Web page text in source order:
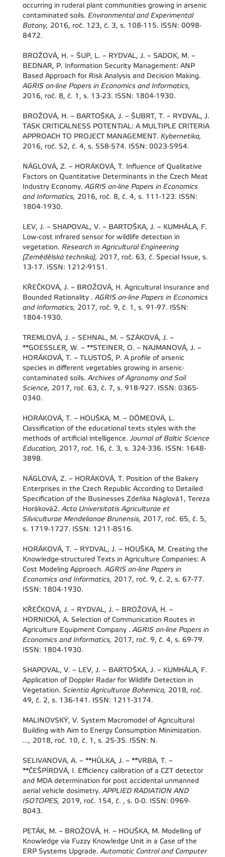
occurring in ruderal plant communities growing in arsenic
contaminated soils. Environmental and Experimental
Botany, 2016, roč. 123, č. 3, s. 108-115. ISSN: 0098-
8472.
BROŽOVÁ, H. – ŠUP, L. – RYDVAL, J. – SADOK, M. –
BEDNAR, P. Information Security Management: ANP
Based Approach for Risk Analysis and Decision Making.
AGRIS on-line Papers in Economics and Informatics,
2016, roč. 8, č. 1, s. 13-23. ISSN: 1804-1930.
BROŽOVÁ, H. – BARTOŠKA, J. – ŠUBRT, T. – RYDVAL, J.
TASK CRITICALNESS POTENTIAL: A MULTIPLE CRITERIA
APPROACH TO PROJECT MANAGEMENT. Kybernetika,
2016, roč. 52, č. 4, s. 558-574. ISSN: 0023-5954.
NÁGLOVÁ, Z. – HORÁKOVÁ, T. Influence of Qualitative
Factors on Quantitative Determinants in the Czech Meat
Industry Economy.AGRIS on-line Papers in Economics
and Informatics, 2016, roč. 8, č. 4, s. 111-123. ISSN:
1804-1930.
LEV, J. – SHAPOVAL, V. – BARTOŠKA, J. – KUMHÁLA, F.
Low-cost infrared sensor for wildlife detection in
vegetation. Research in Agricultural Engineering
(Zemědělská technika), 2017, roč. 63, č. Special Issue, s.
13-17. ISSN: 1212-9151.
KŘEČKOVÁ, J. – BROŽOVÁ, H. Agricultural Insurance and
Bounded Rationality .AGRIS on-line Papers in Economics
and Informatics, 2017, roč. 9, č. 1, s. 91-97. ISSN:
1804-1930.
TREMLOVÁ, J. – SEHNAL, M. – SZÁKOVÁ, J. –
**GOESSLER, W. – **STEINER, O. – NAJMANOVÁ, J. –
HORÁKOVÁ, T. – TLUSTOŠ, P. A profile of arsenic
species in different vegetables growing in arsenic-
contaminated soils.Archives of Agronomy and Soil
Science, 2017, roč. 63, č. 7, s. 918-927. ISSN: 0365-
0340.
HORÁKOVÁ, T. – HOUŠKA, M. – DÖMEOVÁ, L.
Classification of the educational texts styles with the
methods of artificial intelligence.Journal of Baltic Science
Education, 2017, roč. 16, č. 3, s. 324-336. ISSN: 1648-
3898.
NÁGLOVÁ, Z. – HORÁKOVÁ, T. Position of the Bakery
Enterprises in the Czech Republic According to Detailed
Specification of the Businesses Zdeňka Náglová1, Tereza
Horáková2.Acta Universitatis Agriculturae et
Silviculturae Mendelianae Brunensis, 2017, roč. 65, č. 5,
s. 1719-1727. ISSN: 1211-8516.
HORÁKOVÁ, T. – RYDVAL, J. – HOUŠKA, M. Creating the
Knowledge-structured Texts in Agriculture Companies: A
Cost Modeling Approach.AGRIS on-line Papers in
Economics and Informatics, 2017, roč. 9, č. 2, s. 67-77.
ISSN: 1804-1930.
KŘEČKOVÁ, J. – RYDVAL, J. – BROŽOVÁ, H. –
HORNICKÁ, A. Selection of Communication Routes in
Agriculture Equipment Company .AGRIS on-line Papers in
Economics and Informatics, 2017, roč. 9, č. 4, s. 69-79.
ISSN: 1804-1930.
SHAPOVAL, V. – LEV, J. – BARTOŠKA, J. – KUMHÁLA, F.
Application of Doppler Radar for Wildlife Detection in
Vegetation. Scientia Agriculturae Bohemica, 2018, roč.
49, č. 2, s. 136-141. ISSN: 1211-3174.
MALINOVSKÝ, V. System Macromodel of Agricultural
Building with Aim to Energy Consumption Minimization.
..., 2018, roč. 10, č. 1, s. 25-35. ISSN: N.
SELIVANOVA, A. – **HŮLKA, J. – **VRBA, T. –
**ČEŠPÍROVÁ, I. Efficiency calibration of a CZT detector
and MDA determination for post accidental unmanned
aerial vehicle dosimetry.APPLIED RADIATION AND
ISOTOPES, 2019, roč. 154, č. , s. 0-0. ISSN: 0969-
8043.
PETÁK, M. – BROŽOVÁ, H. – HOUŠKA, M. Modelling of
Knowledge via Fuzzy Knowledge Unit in a Case of the
ERP Systems Upgrade.Automatic Control and Computer